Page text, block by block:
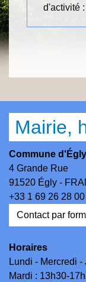
d'activité
Mairie,
Commune d'Égly
4 Grande Rue
91520 Égly -
+33 1 69 26 28 00
Contact par
Horaires
Lundi - Mercredi
Mardi : 13h30-